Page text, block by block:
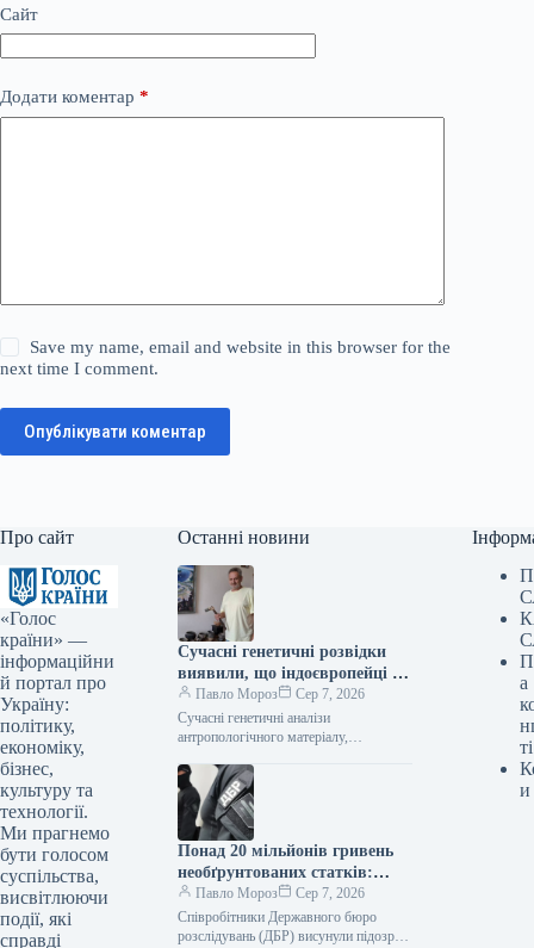
Сайт
Додати коментар *
Save my name, email and website in this browser for the
next time I comment.
Опублікувати коментар
Про сайт
«Голос
країни» —
інформаційни
й портал про
Україну:
політику,
економіку,
бізнес,
культуру та
технології.
Ми прагнемо
бути голосом
суспільства,
висвітлюючи
події, які
справді
Останні новини
Сучасні генетичні розвідки
виявили, що індоєвропейці є
пращурами українців –
фахівець
Павло Мороз
Сер 7, 2026
Сучасні генетичні аналізи
антропологічного матеріалу,
поселення «Дикий Сад» у Миколаєві,
підтвердили, що пращурами українців
були індоєвропейці.…
Понад 20 мільйонів гривень
необґрунтованих статків:
ексначальнику управління
логістики Повітряного
командування висунули
Павло Мороз
Сер 7, 2026
Співробітники Державного бюро
розслідувань (ДБР) висунули підозру
а
ті
и